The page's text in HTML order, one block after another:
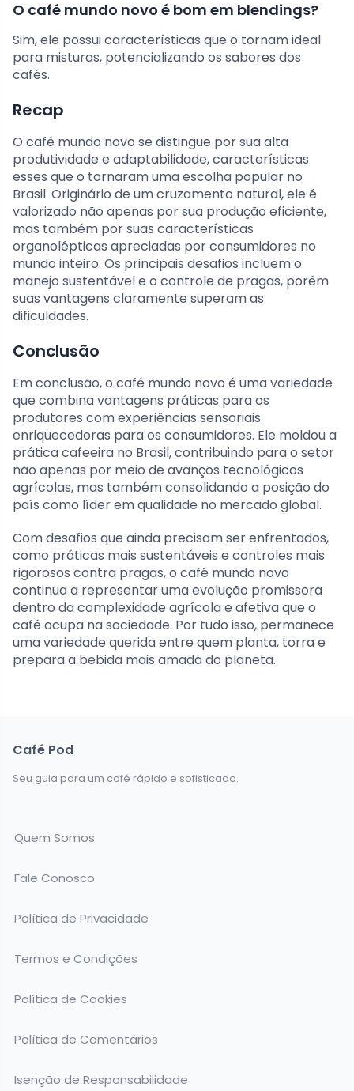
O café mundo novo é bom em blendings?
Sim, ele possui características que o tornam ideal
para misturas, potencializando os sabores dos
cafés.
Recap
O café mundo novo se distingue por sua alta
produtividade e adaptabilidade, características
esses que o tornaram uma escolha popular no
Brasil. Originário de um cruzamento natural, ele é
valorizado não apenas por sua produção eficiente,
mas também por suas características
organolépticas apreciadas por consumidores no
mundo inteiro. Os principais desafios incluem o
manejo sustentável e o controle de pragas, porém
suas vantagens claramente superam as
dificuldades.
Conclusão
Em conclusão, o café mundo novo é uma variedade
que combina vantagens práticas para os
produtores com experiências sensoriais
enriquecedoras para os consumidores. Ele moldou a
prática cafeeira no Brasil, contribuindo para o setor
não apenas por meio de avanços tecnológicos
agrícolas, mas também consolidando a posição do
país como líder em qualidade no mercado global.
Com desafios que ainda precisam ser enfrentados,
como práticas mais sustentáveis e controles mais
rigorosos contra pragas, o café mundo novo
continua a representar uma evolução promissora
dentro da complexidade agrícola e afetiva que o
café ocupa na sociedade. Por tudo isso, permanece
uma variedade querida entre quem planta, torra e
prepara a bebida mais amada do planeta.
Café Pod
Seu guia para um café rápido e sofisticado.
Quem Somos
Fale Conosco
Política de Privacidade
Termos e Condições
Política de Cookies
Política de Comentários
Isenção de Responsabilidade